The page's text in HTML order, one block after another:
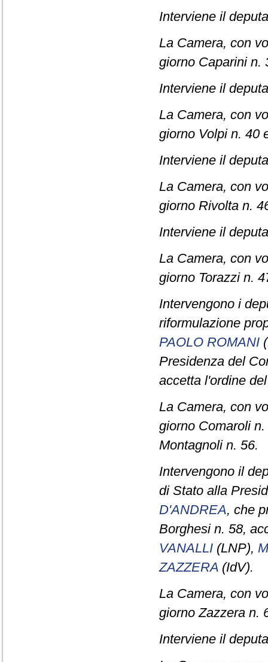
Interviene il
La Camera, con
giorno Caparini n.
Interviene il
La Camera, con
giorno Volpi n. 40
Interviene il
La Camera, con
giorno Rivolta n.
Interviene il
La Camera, con
giorno Torazzi n.
Intervengono i
riformulazione
PAOLO ROMANI
Presidenza del
accetta l'ordine
La Camera, con
giorno Comaroli
Montagnoli n. 56.
Intervengono il
di Stato alla
D'ANDREA, che
Borghesi n. 58,
VANALLI (LNP),
ZAZZERA (IdV).
La Camera, con
giorno Zazzera n.
Interviene il